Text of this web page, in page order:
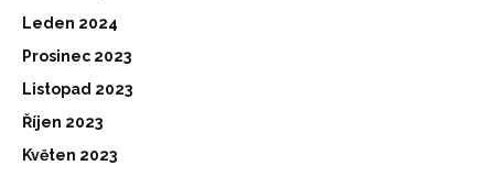
Leden 2024
Prosinec 2023
Listopad 2023
Říjen 2023
Květen 2023